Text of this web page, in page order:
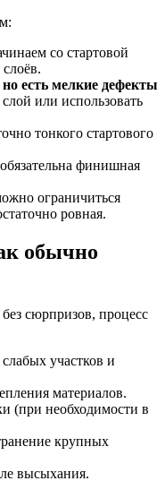
со стартовой
есть мелкие дефекты
или использовать
тонкого стартового
финишная
ограничиться
ровная.
обычно
сюрпризов, процесс
участков и
материалов.
(при необходимости в
крупных
высыхания.